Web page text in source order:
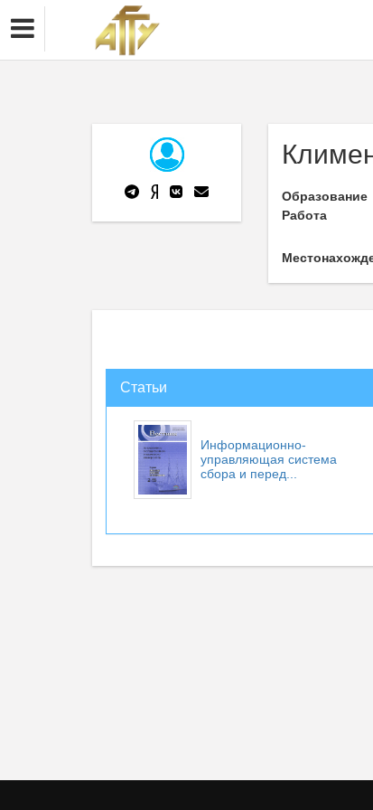
Образование
Работа
Статьи
Информационно-
управляющая система
сбора и перед...